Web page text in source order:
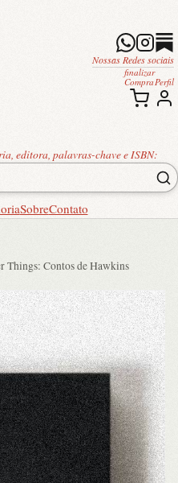
editora, palavras-chave e ISBN:
SobreContato
Nossas Redes sociais
finalizar
Compra Perfil
Things: Contos de Hawkins